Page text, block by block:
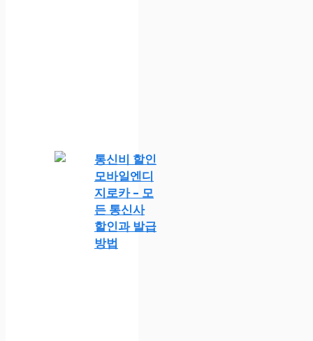
통신비 할인
모바일엔디
지로카 – 모
든 통신사
할인과 발급
방법